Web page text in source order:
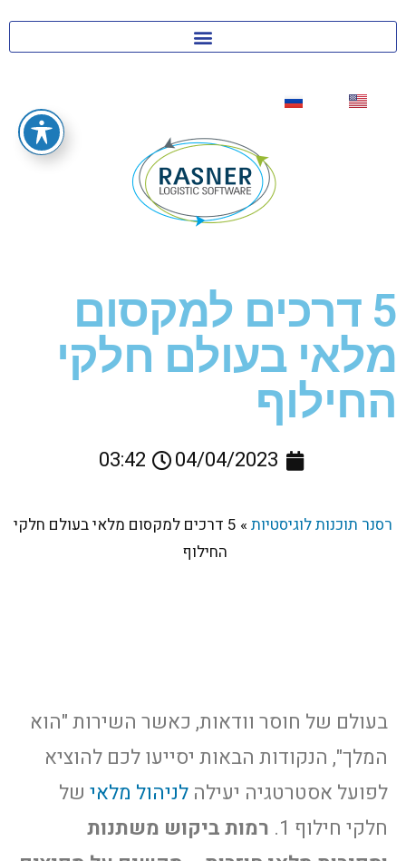
5 דרכים למקסום
מלאי בעולם חלקי
החילוף
04/04/2023
03:42
רסנר תוכנות לוגיסטיות »
5 דרכים למקסום מלאי בעולם חלקי
החילוף
בעולם של חוסר וודאות, כאשר השירות "הוא
המלך", הנקודות הבאות יסייעו לכם להוציא
לפועל אסטרטגיה יעילה לניהול מלאי של
חלקי חילוף 1.
רמות ביקוש משתנות